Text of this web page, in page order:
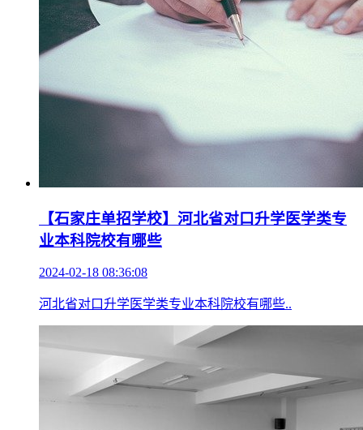
【石家庄单招学校】河北省对口升学医学类专
业本科院校有哪些
2024-02-18 08:36:08
河北省对口升学医学类专业本科院校有哪些..